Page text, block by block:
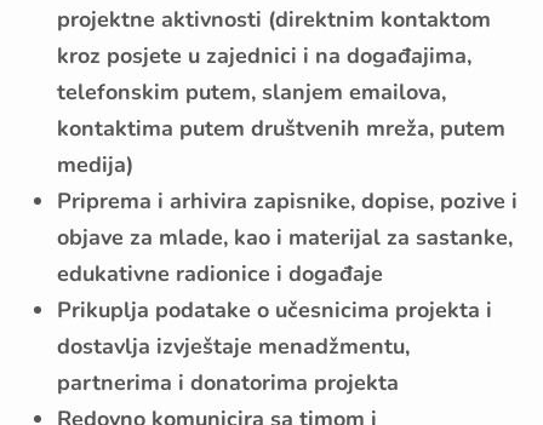
projektne aktivnosti (direktnim kontaktom
kroz posjete u zajednici i na događajima,
telefonskim putem, slanjem emailova,
kontaktima putem društvenih mreža, putem
medija)
Priprema i arhivira zapisnike, dopise, pozive i
objave za mlade, kao i materijal za sastanke,
edukativne radionice i događaje
Prikuplja podatake o učesnicima projekta i
dostavlja izvještaje menadžmentu,
partnerima i donatorima projekta
Redovno komunicira sa timom i